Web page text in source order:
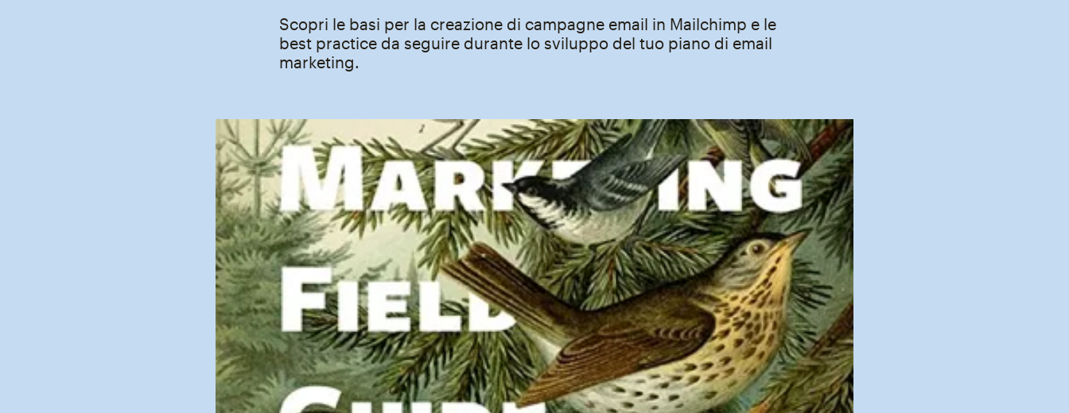
Scopri le basi per la creazione di campagne email in Mailchimp e le
best practice da seguire durante lo sviluppo del tuo piano di email
marketing.